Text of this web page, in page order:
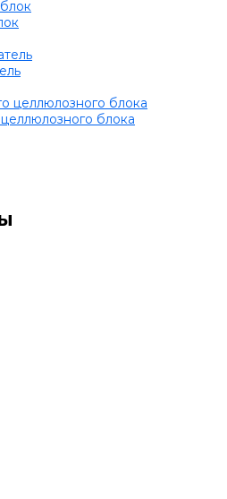
блока